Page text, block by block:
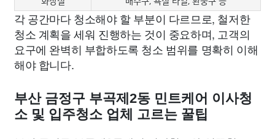
각 공간마다 청소해야 할 부분이 다르므로, 철저한
청소 계획을 세워 진행하는 것이 중요하며, 고객의
요구에 완벽히 부합하도록 청소 범위를 명확히 이해
해야 합니다.
부산 금정구 부곡제2동 민트케어 이사청
소 및 입주청소 업체 고르는 꿀팁